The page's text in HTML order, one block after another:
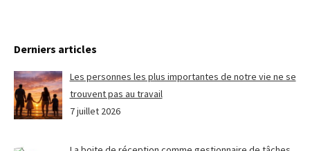
Derniers articles
Les personnes les plus importantes de notre vie ne se
trouvent pas au travail
7 juillet 2026